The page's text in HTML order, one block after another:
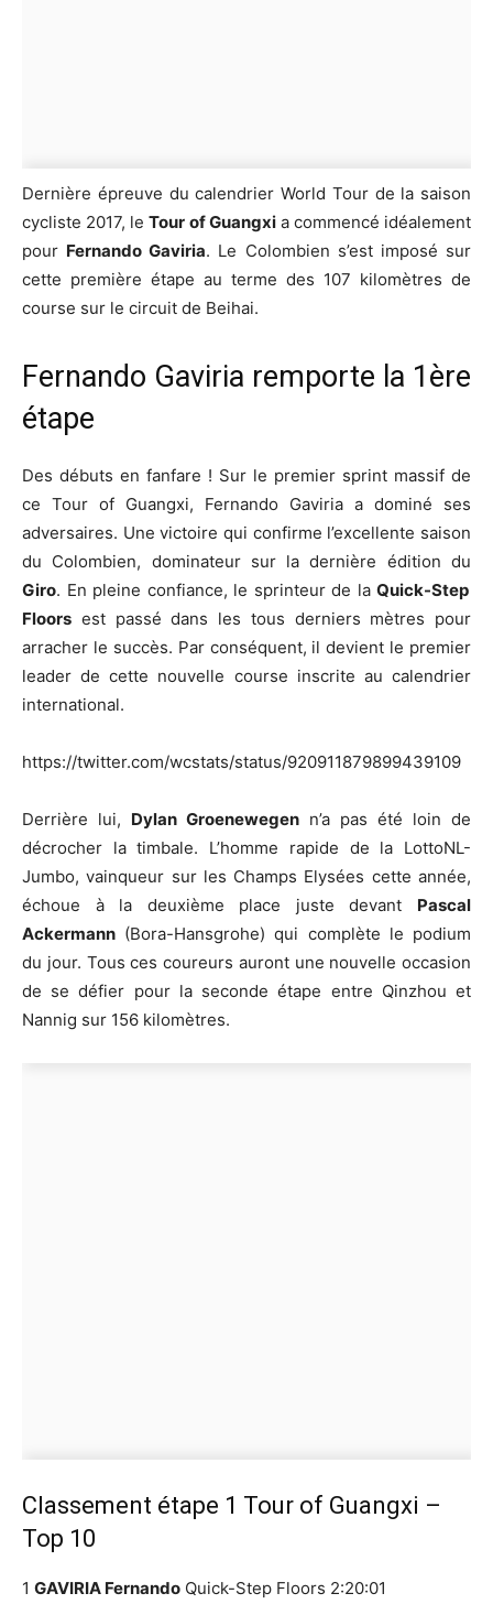
Dernière épreuve du calendrier World Tour de la saison
cycliste 2017, leTour of Guangxia commencé idéalement
pour Fernando Gaviria. Le Colombien s’est imposé sur
cette première étape au terme des 107 kilomètres de
course sur le circuit de Beihai.
Fernando Gaviria remporte la 1ère
étape
Des débuts en fanfare ! Sur le premier sprint massif de
ce Tour of Guangxi, Fernando Gaviria a dominé ses
adversaires. Une victoire qui confirme l’excellente saison
du Colombien, dominateur sur la dernière édition du
Giro. En pleine confiance, le sprinteur de laQuick-Step
Floors est passé dans les tous derniers mètres pour
arracher le succès. Par conséquent, il devient le premier
leader de cette nouvelle course inscrite au calendrier
international.
https://twitter.com/wcstats/status/920911879899439109
Derrière lui, Dylan Groenewegen n’a pas été loin de
décrocher la timbale. L’homme rapide de la LottoNL-
Jumbo, vainqueur sur les Champs Elysées cette année,
échoue à la deuxième place juste devant Pascal
Ackermann (Bora-Hansgrohe) qui complète le podium
du jour. Tous ces coureurs auront une nouvelle occasion
de se défier pour la seconde étape entre Qinzhou et
Nannig sur 156 kilomètres.
Classement étape 1 Tour of Guangxi –
Top 10
1 GAVIRIA Fernando Quick-Step Floors 2:20:01